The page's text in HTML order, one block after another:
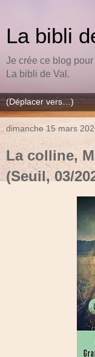
La bibli
Je crée ce blog
La bibli de Val.
dimanche 15 mars
La colline,
(Seuil, 03/